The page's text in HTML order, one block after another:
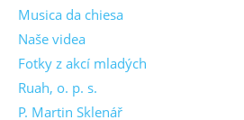
Musica da chiesa
Naše videa
Fotky z akcí mladých
Ruah, o. p. s.
P. Martin Sklenář